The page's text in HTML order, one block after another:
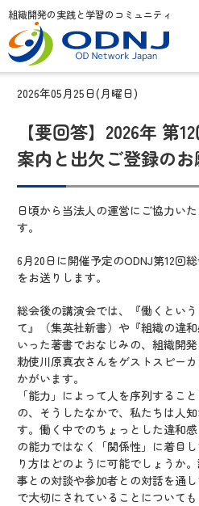
組織開発の実践と学習のコミュニティ
2026年05月25日(月曜日)
【要回答】2026年
案内と出欠ご登録のお
日頃から当法人の運営にご協力い
す。
6月20日に開催予定のODNJ第12回
をお送りします。
総会後の講演会では、『働くとい
て』（集英社新書）や『組織の違
いった著書でおなじみの、組織開
勅使川原真衣さんをゲストスピー
かがいます。
「能力」によって人を序列するこ
の、そうしたなかで、私たちは人
す。働く中でのちょっとした違和
の能力ではなく「関係性」に着目
り方はどのように可能でしょうか
事との対談や参加者との対話を通
で大切にされていることについても